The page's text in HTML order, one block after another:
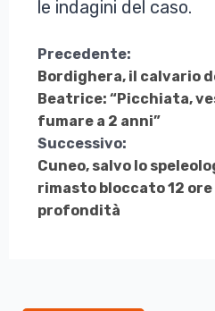
le indagini del caso.
Continua
a
Leggere
Precedente:
Bordighera, il calvario
Beatrice: “Picchiata,
fumare a 2 anni”
Successivo:
Cuneo, salvo lo
rimasto bloccato 12 ore
profondità